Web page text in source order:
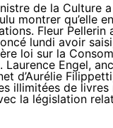
de la Culture a
montrer qu’elle
Fleur Pellerin
lundi avoir
loi sur la
Engel,
d’Aurélie
illimitées de livres
la législation